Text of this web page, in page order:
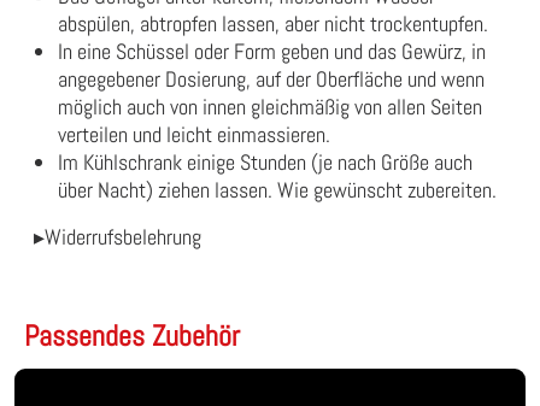
abspülen, abtropfen lassen, aber nicht trockentupfen.
In eine Schüssel oder Form geben und das Gewürz, in
angegebener Dosierung, auf der Oberfläche und wenn
möglich auch von innen gleichmäßig von allen Seiten
verteilen und leicht einmassieren.
Im Kühlschrank einige Stunden (je nach Größe auch
über Nacht) ziehen lassen. Wie gewünscht zubereiten.
▸Widerrufsbelehrung
Passendes Zubehör